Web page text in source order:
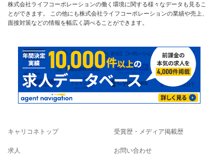
株式会社ライフコーポレーションの働く環境に関する様々なデータも見るこ
とができます。 この他にも株式会社ライフコーポレーションの業績や売上、
面接対策などの情報を幅広く調べることができます。
キャリコネトップ
求人
受賞歴・メディア掲載歴
お問い合わせ